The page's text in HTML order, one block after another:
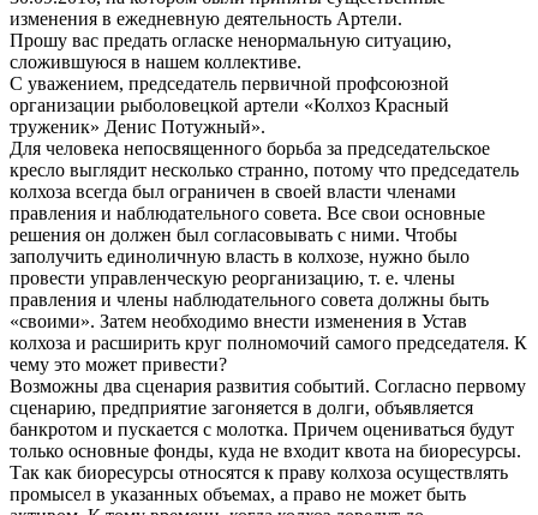
изменения в ежедневную деятельность Артели.
Прошу вас предать огласке ненормальную ситуацию,
сложившуюся в нашем коллективе.
С уважением, председатель первичной профсоюзной
организации рыболовецкой артели «Колхоз Красный
труженик» Денис Потужный».
Для человека непосвященного борьба за председательское
кресло выглядит несколько странно, потому что председатель
колхоза всегда был ограничен в своей власти членами
правления и наблюдательного совета. Все свои основные
решения он должен был согласовывать с ними. Чтобы
заполучить единоличную власть в колхозе, нужно было
провести управленческую реорганизацию, т. е. члены
правления и члены наблюдательного совета должны быть
«своими». Затем необходимо внести изменения в Устав
колхоза и расширить круг полномочий самого председателя. К
чему это может привести?
Возможны два сценария развития событий. Согласно первому
сценарию, предприятие загоняется в долги, объявляется
банкротом и пускается с молотка. Причем оцениваться будут
только основные фонды, куда не входит квота на биоресурсы.
Так как биоресурсы относятся к праву колхоза осуществлять
промысел в указанных объемах, а право не может быть